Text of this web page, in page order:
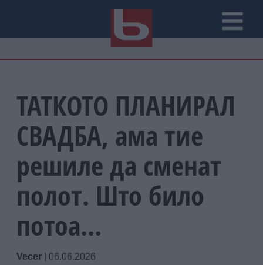
ТАТКОТО ПЛАНИРАЛ
СВАДБА, ама тие
решиле да сменат
полот. Што било
потоа...
Vecer 06.06.2026